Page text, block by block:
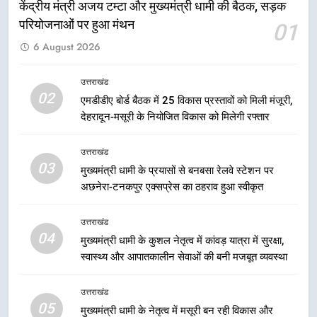
केंद्रीय मंत्री अजय टम्टा और मुख्यमंत्री धामी की बैठक, सड़क
परियोजनाओं पर हुआ मंथन
01
6 August 2026
02
उत्तराखंड
एमडीडीए बोर्ड बैठक में 25 विकास प्रस्तावों को मिली मंजूरी,
देहरादून-मसूरी के नियोजित विकास को मिलेगी रफ्तार
03
उत्तराखंड
मुख्यमंत्री धामी के प्रयासों से बनबसा रेलवे स्टेशन पर
अछनेरा-टनकपुर एक्सप्रेस का ठहराव हुआ स्वीकृत
04
उत्तराखंड
मुख्यमंत्री धामी के कुशल नेतृत्व में कांवड़ यात्रा में सुरक्षा,
स्वास्थ्य और आपातकालीन सेवाओं की बनी मजबूत व्यवस्था
05
उत्तराखंड
मुख्यमंत्री धामी के नेतृत्व में मसूरी बन रही विकास और
को मिली मंजूरी, देहरादून-मसूरी के
नियोजित विकास को मिलेगी रफ्तार
उत्तराखंड
3
मुख्यमंत्री धामी के प्रयासों से बनबसा रेलवे
स्टेशन पर अछनेरा-टनकपुर एक्सप्रेस का